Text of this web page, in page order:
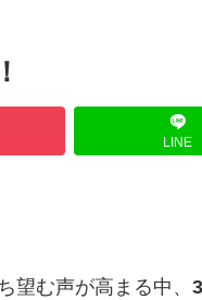
LINE
む声が高まる中、